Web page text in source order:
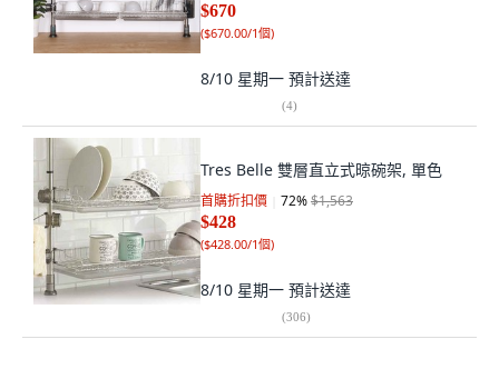
$670
($670.00/1個)
8/10 星期一 預計送達
(4)
Tres Belle 雙層直立式晾碗架, 單色
首購折扣價 72%$1,563
$428
($428.00/1個)
8/10 星期一 預計送達
(306)